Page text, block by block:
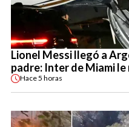
Lionel Messi llegó a
padre: Inter de Miami
Hace5 horas